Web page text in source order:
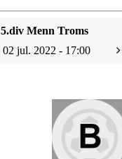
5.div Menn Troms
02 jul. 2022 - 17:00